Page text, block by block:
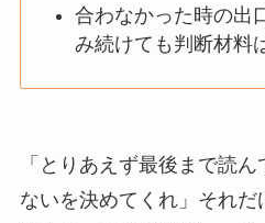
合わなかった時の出
み続けても判断材料
「とりあえず最後まで読
ないを決めてくれ」それ